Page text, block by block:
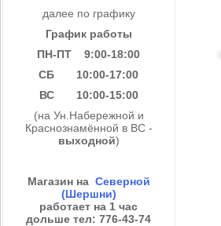
далее по графику
График работы
ПН-ПТ 9:00-18:00
СБ 10:00-17:00
ВС 10:00-15:00
(на Ун.Набережной и
Краснознамённой в ВС -
выходной)
Магазин на Северной
(Шершни)
работает на 1 час
дольше тел: 776-43-74